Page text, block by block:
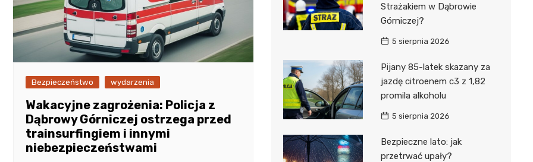
Bezpieczeństwo wydarzenia
Wakacyjne zagrożenia: Policja z
Dąbrowy Górniczej ostrzega przed
trainsurfingiem i innymi
niebezpieczeństwami
Strażakiem w Dąbrowie
Górniczej?
5 sierpnia 2026
Pijany 85-latek skazany za
jazdę citroenem c3 z 1,82
promila alkoholu
5 sierpnia 2026
Bezpieczne lato: jak
przetrwać upały?